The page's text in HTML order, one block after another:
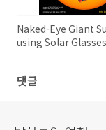
Naked-Eye Giant
using Solar
태양 흑점
댓글